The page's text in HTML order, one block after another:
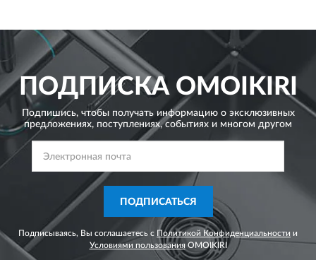
ПОДПИСКАOMOIKIRI
Подпишись, чтобы получать информацию о эксклюзивных
предложениях, поступлениях, событиях и многом другом
ПОДПИСАТЬСЯ
Подписываясь, Вы соглашаетесь с Политикой Конфиденциальности и
Условиями пользованияOMOIKIRI